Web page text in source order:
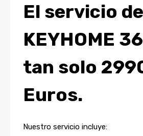
El servicio de
KEYHOME
tan solo
Euros.
Nuestro servicio incluye: